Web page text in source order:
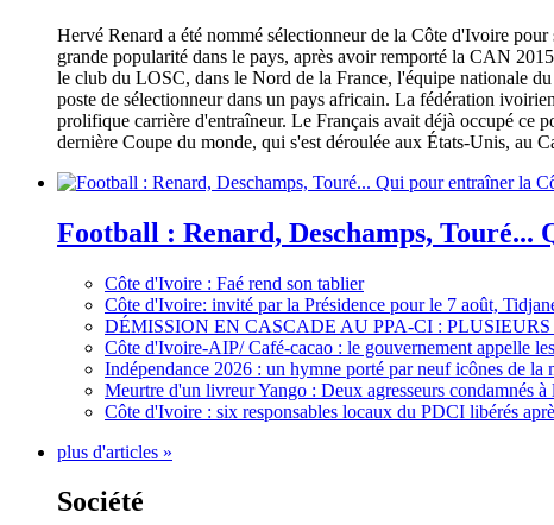
Hervé Renard a été nommé sélectionneur de la Côte d'Ivoire
grande popularité dans le pays, après avoir remporté la CAN
le club du LOSC, dans le Nord de la France, l'équipe nationale
poste de sélectionneur dans un pays africain. La fédération
prolifique carrière d'entraîneur. Le Français avait déjà occupé ce
dernière Coupe du monde, qui s'est déroulée aux États-Unis, au
Football : Renard, Deschamps,
Côte d'Ivoire : Faé rend son tablier
Côte d'Ivoire: invité par la Présidence pour le 7 août,
DÉMISSION EN CASCADE AU PPA-CI :
Côte d'Ivoire-AIP/ Café-cacao : le gouvernement appelle
Indépendance 2026 : un hymne porté par neuf icônes de la
Meurtre d'un livreur Yango : Deux agresseurs condamnés à
Côte d'Ivoire : six responsables locaux du PDCI libérés
plus d'articles »
Société